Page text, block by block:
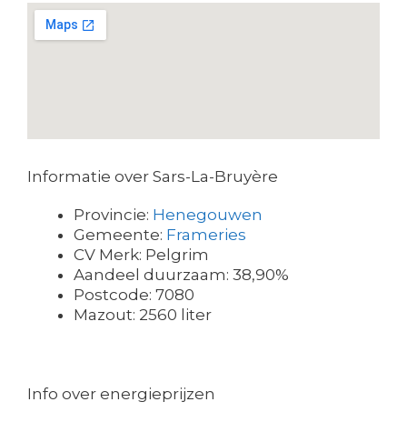
Informatie over Sars-La-Bruyère
Provincie: Henegouwen
Gemeente: Frameries
CV Merk: Pelgrim
Aandeel duurzaam: 38,90%
Postcode: 7080
Mazout: 2560 liter
Info over energieprijzen